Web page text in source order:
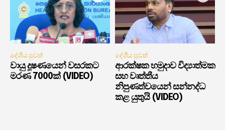
දේශීය පුවත්
වායු දූෂණයෙන් වසරකට
මරණ 7000ක් (VIDEO)
දේශීය පුවත්
ආරක්ෂක හමුදාව විද්‍යාත්මක
සහ වෘත්තීය
නිපුණත්වයෙන් සන්නද්ධ
කළ යුතුයි (VIDEO)